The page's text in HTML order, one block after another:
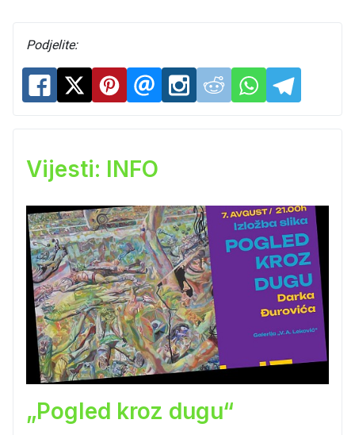
Podjelite:
Vijesti: INFO
„Pogled kroz dugu“